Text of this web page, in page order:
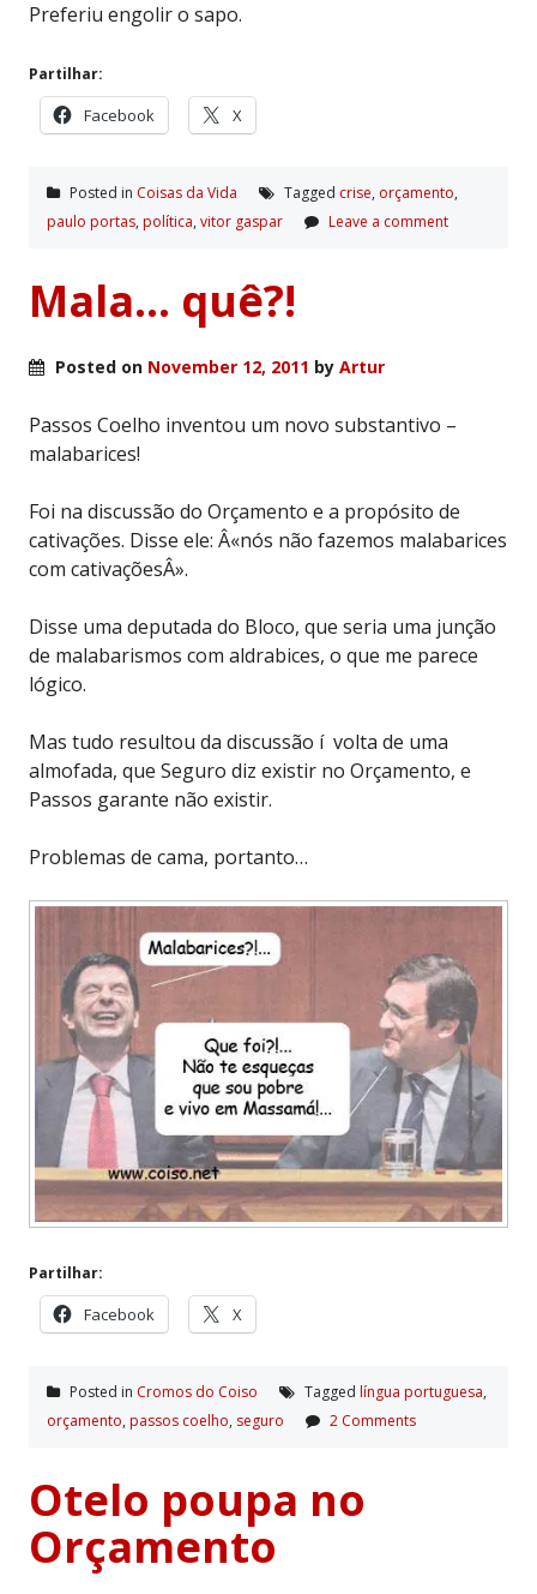
Preferiu engolir o sapo.
Partilhar:
Facebook X
Posted in Coisas da Vida Tagged crise, orçamento,
paulo portas, polí­tica, vitor gaspar Leave a comment
Mala… quê?!
Posted on November 12, 2011 by Artur
Passos Coelho inventou um novo substantivo –
malabarices!
Foi na discussão do Orçamento e a propósito de
cativações. Disse ele: Â«nós não fazemos malabarices
com cativaçõesÂ».
Disse uma deputada do Bloco, que seria uma junção
de malabarismos com aldrabices, o que me parece
lógico.
Mas tudo resultou da discussão í volta de uma
almofada, que Seguro diz existir no Orçamento, e
Passos garante não existir.
Problemas de cama, portanto…
Partilhar:
Facebook X
Posted in Cromos do Coiso Tagged lí­ngua portuguesa,
orçamento, passos coelho, seguro 2 Comments
Otelo poupa no
Orçamento